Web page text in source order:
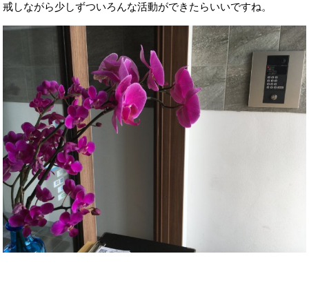
戒しながら少しずついろんな活動ができたらいいですね。